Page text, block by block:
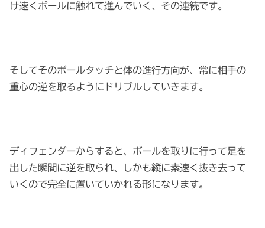
け速くボールに触れて進んでいく、その連続です。
そしてそのボールタッチと体の進行方向が、常に相手の
重心の逆を取るようにドリブルしていきます。
ディフェンダーからすると、ボールを取りに行って足を
出した瞬間に逆を取られ、しかも縦に素速く抜き去って
いくので完全に置いていかれる形になります。